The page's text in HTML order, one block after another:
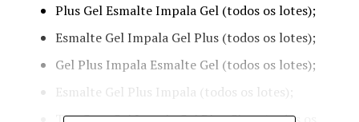
Plus Gel Esmalte Impala Gel (todos os lotes);
Esmalte Gel Impala Gel Plus (todos os lotes);
Gel Plus Impala Esmalte Gel (todos os lotes);
Esmalte Gel Plus Impala (todos os lotes);